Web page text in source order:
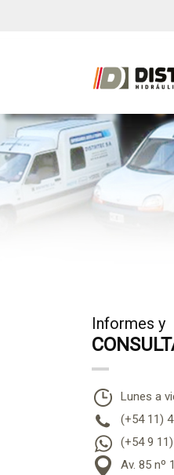
Informes y
Lunes a
(+54 11)
(+54 9
Av. 85 nº